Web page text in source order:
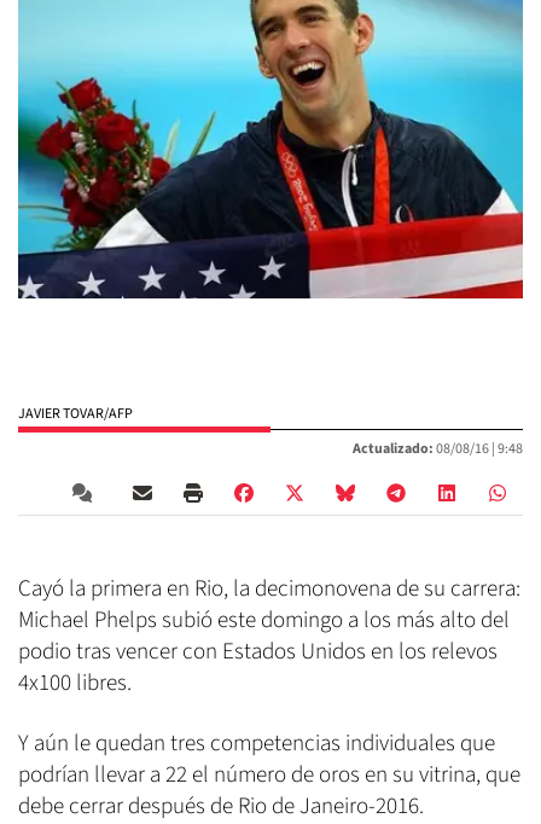
JAVIER TOVAR/AFP
Actualizado:08/08/16 |9:48
Cayó la primera en Rio, la decimonovena de su carrera:
Michael Phelps subió este domingo a los más alto del
podio tras vencer con Estados Unidos en los relevos
4x100 libres.
Y aún le quedan tres competencias individuales que
podrían llevar a 22 el número de oros en su vitrina, que
debe cerrar después de Rio de Janeiro-2016.